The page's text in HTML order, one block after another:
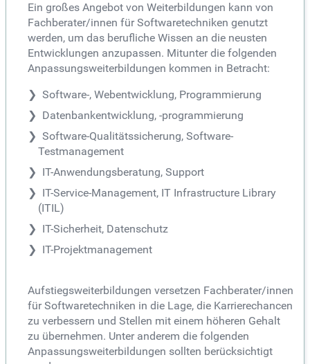
Ein großes Angebot von Weiterbildungen kann von
Fachberater/innen für Softwaretechniken genutzt
werden, um das berufliche Wissen an die neusten
Entwicklungen anzupassen. Mitunter die folgenden
Anpassungsweiterbildungen kommen in Betracht:
Software-, Webentwicklung, Programmierung
Datenbankentwicklung, -programmierung
Software-Qualitätssicherung, Software-
Testmanagement
IT-Anwendungsberatung, Support
IT-Service-Management, IT Infrastructure Library
(ITIL)
IT-Sicherheit, Datenschutz
IT-Projektmanagement
Aufstiegsweiterbildungen versetzen Fachberater/innen
für Softwaretechniken in die Lage, die Karrierechancen
zu verbessern und Stellen mit einem höheren Gehalt
zu übernehmen. Unter anderem die folgenden
Anpassungsweiterbildungen sollten berücksichtigt